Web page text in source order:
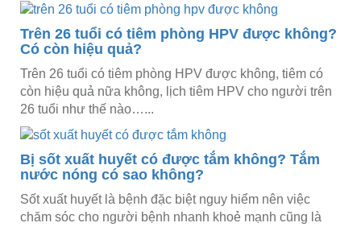
Trên 26 tuổi có tiêm phòng HPV được không?
Có còn hiệu quả?
Trên 26 tuổi có tiêm phòng HPV được không, tiêm có
còn hiệu quả nữa không, lịch tiêm HPV cho người trên
26 tuổi như thế nào…...
Bị sốt xuất huyết có được tắm không? Tắm
nước nóng có sao không?
Sốt xuất huyết là bệnh đặc biệt nguy hiểm nên việc
chăm sóc cho người bệnh nhanh khoẻ mạnh cũng là